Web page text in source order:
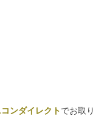
ンダイレクトでお取り